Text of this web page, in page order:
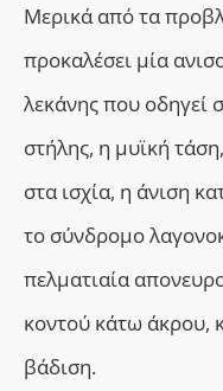
Μερικά από τα
προκαλέσει μία
λεκάνης που οδηγεί
στήλης, η μυϊκή
στα ισχία, η άνιση
το σύνδρομο
πελματιαία
κοντού κάτω άκρου,
βάδιση.